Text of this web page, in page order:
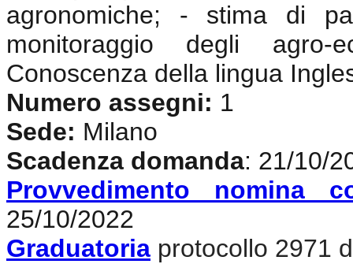
agronomiche; - stima di
monitoraggio degli agro-
Conoscenza della lingua
Numero assegni: 1
Sede: Milano
Scadenza domanda: 21/10/
Provvedimento nomina
25/10/2022
Graduatoria protocollo 2971